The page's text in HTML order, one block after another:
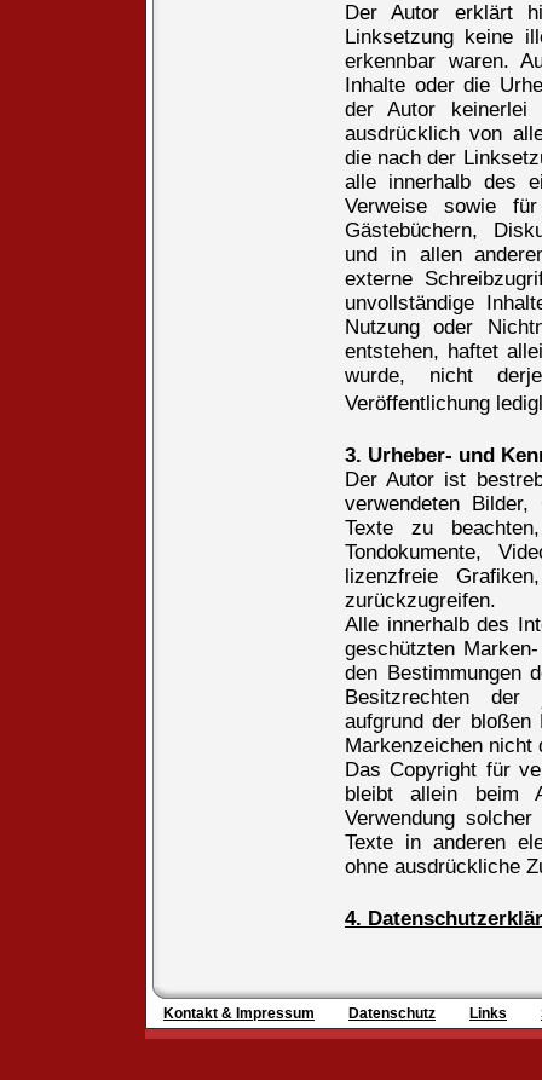
Der Autor erklärt
Linksetzung keine
erkennbar waren.
Inhalte oder die
der Autor keinerlei
ausdrücklich von
die nach der
alle innerhalb des
Verweise sowie
Gästebüchern,
und in allen
externe
unvollständige
Nutzung oder
entstehen, haftet
wurde, nicht
Veröffentlichung
3. Urheber- und
Der Autor ist
verwendeten Bilder,
Texte zu
Tondokumente,
lizenzfreie
zurückzugreifen.
Alle innerhalb des
geschützten
den Bestimmungen
Besitzrechten der
aufgrund der
Markenzeichen
Das Copyright für
bleibt allein beim
Verwendung
Texte in anderen
ohne ausdrückliche
4.
Kontakt & Impressum Datenschutz Links